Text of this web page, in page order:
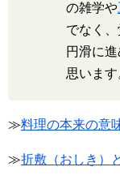
の雑学や
でなく
円滑に
思います
≫料理の本来の意
≫折敷（おしき）